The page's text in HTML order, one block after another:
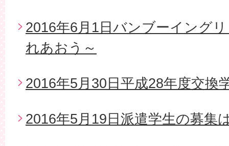
2016年6月1日バンブーイング
れあおう～
2016年5月30日平成28年度交換
2016年5月19日派遣学生の募集